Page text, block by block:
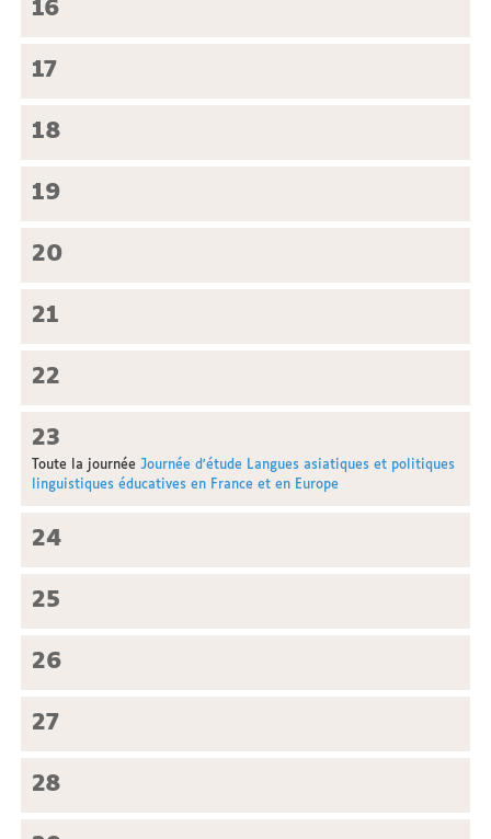
16
17
18
19
20
21
22
23
Toute la journée Journée d'étude Langues asiatiques et politiques
linguistiques éducatives en France et en Europe
24
25
26
27
28